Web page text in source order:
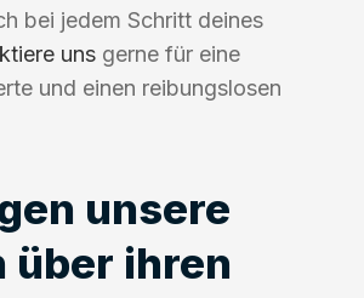
bei jedem Schritt deines
uns gerne für eine
und einen reibungslosen
unsere
über ihren